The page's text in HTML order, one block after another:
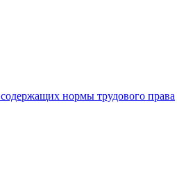
нормы трудового права